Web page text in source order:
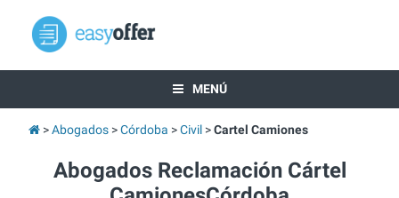
MENÚ
Abogados Córdoba Civil Cartel Camiones
Abogados Reclamación Cártel